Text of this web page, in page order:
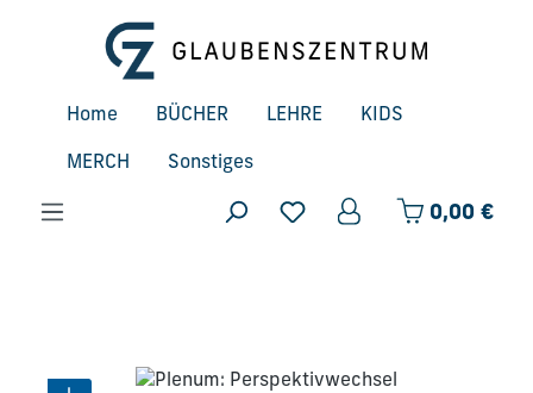
Zum Hauptinhalt springen
Home BÜCHER LEHRE KIDS
MERCH Sonstiges
0,00 €